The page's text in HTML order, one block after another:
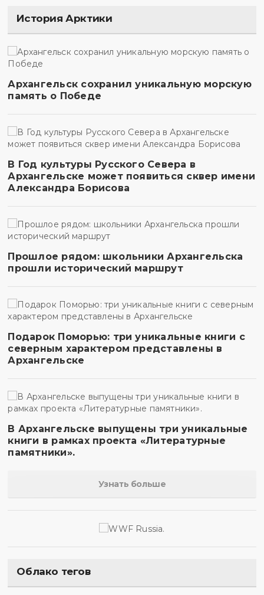
История Арктики
Архангельск сохранил уникальную морскую
память о Победе
В Год культуры Русского Севера в
Архангельске может появиться сквер имени
Александра Борисова
Прошлое рядом: школьники Архангельска
прошли исторический маршрут
Подарок Поморью: три уникальные книги с
северным характером представлены в
Архангельске
В Архангельске выпущены три уникальные
книги в рамках проекта «Литературные
памятники».
Узнать больше
Облако тегов